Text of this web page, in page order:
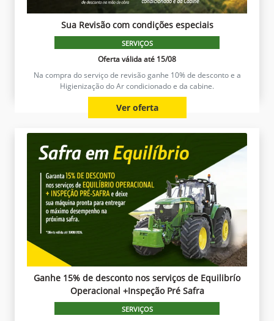
Sua Revisão com condições especiais
SERVIÇOS
Oferta válida até 15/08
Na compra do serviço de revisão ganhe 10% de desconto e a
Higienização do Ar condicionado e da cabine.
Ver oferta
Ganhe 15% de desconto nos serviços de Equilibrío
Operacional +Inspeção Pré Safra
SERVIÇOS